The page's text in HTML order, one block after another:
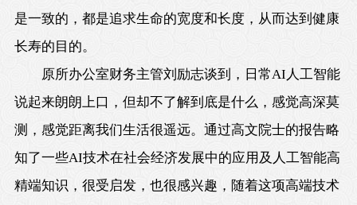
是一致的，都是追求生命的宽度和长度，从而达到健康
长寿的目的。
原所办公室财务主管刘励志谈到，日常AI人工智能
说起来朗朗上口，但却不了解到底是什么，感觉高深莫
测，感觉距离我们生活很遥远。通过高文院士的报告略
知了一些AI技术在社会经济发展中的应用及人工智能高
精端知识，很受启发，也很感兴趣，随着这项高端技术